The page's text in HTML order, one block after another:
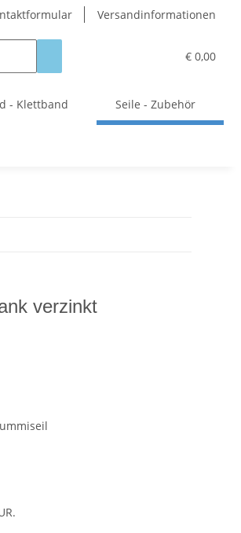
Versandinformationen
€ 0,00
- Klettband Seile - Zubehör
verzinkt